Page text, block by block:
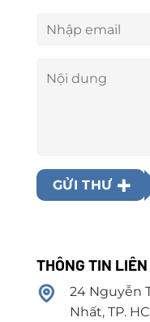
GỬI THƯ
THÔNG TIN
24 Nguyễn
Nhất, TP.